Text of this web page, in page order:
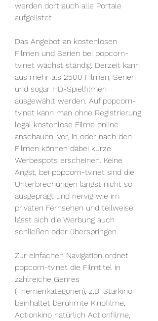
werden dort auch alle Portale
aufgelistet
Das Angebot an kostenlosen
Filmen und Serien bei popcorn-
tv.net wächst ständig. Derzeit kann
aus mehr als 2500 Filmen, Serien
und sogar HD-Spielfilmen
ausgewählt werden. Auf popcorn-
tv.net kann man ohne Registrierung,
legal kostenlose Filme online
anschauen. Vor, in oder nach den
Filmen können dabei kurze
Werbespots erscheinen. Keine
Angst, bei popcorn-tv.net sind die
Unterbrechungen längst nicht so
ausgeprägt und nervig wie im
privaten Fernsehen und teilweise
lässt sich die Werbung auch
schließen oder überspringen.
Zur einfachen Navigation ordnet
popcorn-tv.net die Filmtitel in
zahlreiche Genres
(Themenkategorien), z.B. Starkino
beinhaltet berühmte Kinofilme,
Actionkino natürlich Actionfilme,